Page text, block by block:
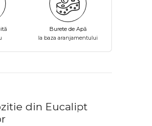
Burete de Apă
la baza aranjamentului
din Eucalipt